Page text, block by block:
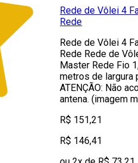
Rede de Vôlei 4
Rede
Rede de Vôlei 4
Rede Rede de
Master Rede Fio
metros de largura
ATENÇÃO: Não
antena. (imagem
R$ 151,21
R$ 146,41